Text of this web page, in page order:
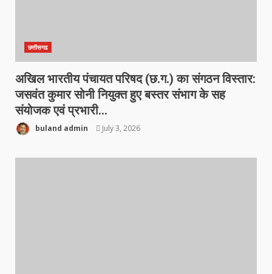
छत्तीसगढ
अखिल भारतीय पंचायत परिषद (छ.ग.) का संगठन विस्तार:
जसवंत कुमार सोनी नियुक्त हुए बस्तर संभाग के सह
संयोजक एवं प्रभारी…
buland admin July 3, 2026